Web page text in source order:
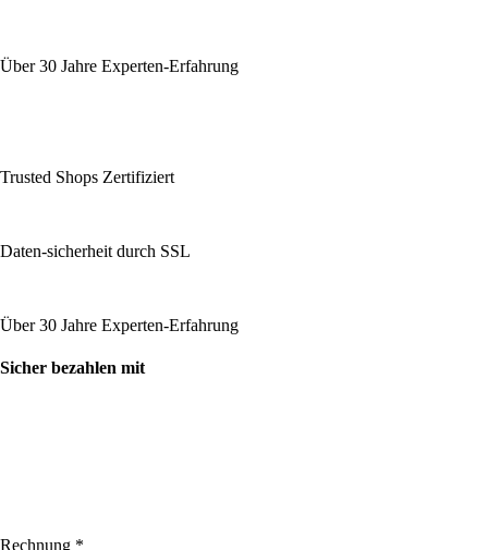
Über 30 Jahre Experten-Erfahrung
Trusted Shops Zertifiziert
Daten-sicherheit durch SSL
Über 30 Jahre Experten-Erfahrung
Sicher bezahlen mit
Rechnung *